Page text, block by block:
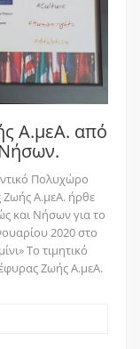
Α.μεΑ. από
Πολυχώρο
Ζωής Α.μεΑ. ήρθε
και Νήσων για το
2020 στο
Το τιμητικό
Ζωής Α.μεΑ.